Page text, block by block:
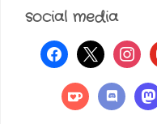
social media